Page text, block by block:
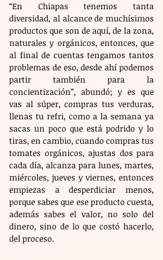
“En Chiapas tenemos tanta
diversidad, al alcance de muchísimos
productos que son de aquí, de la zona,
naturales y orgánicos, entonces, que
al final de cuentas tengamos tantos
problemas de eso, desde ahí podemos
partir también para la
concientización”, abundó; y es que
vas al súper, compras tus verduras,
llenas tu refri, como a la semana ya
sacas un poco que está podrido y lo
tiras, en cambio, cuando compras tus
tomates orgánicos, ajustas dos para
cada día, alcanza para lunes, martes,
miércoles, jueves y viernes, entonces
empiezas a desperdiciar menos,
porque sabes que ese producto cuesta,
además sabes el valor, no solo del
dinero, sino de lo que costó hacerlo,
del proceso.